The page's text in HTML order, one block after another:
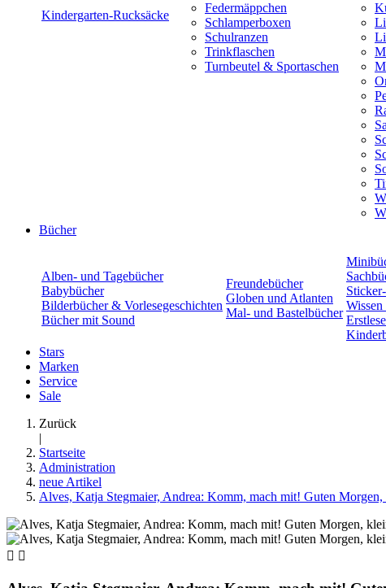
Kindergarten-Rucksäcke
Federmäppchen
Schlamperboxen
Schulranzen
Trinkflaschen
Turnbeutel & Sportaschen
Bücher
Alben- und Tagebücher
Babybücher
Bilderbücher & Vorlesegeschichten
Bücher mit Sound
Freundebücher
Globen und Atlanten
Mal- und Bastelbücher
Stars
Marken
Service
Sale
Zurück
|
Startseite
Administration
neue Artikel
Alves, Katja Stegmaier, Andrea: Komm, mach mit! Guten
 